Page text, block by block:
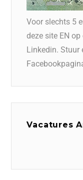
Voor slechts 5
deze site EN
Linkedin. Stuur
Vacatures